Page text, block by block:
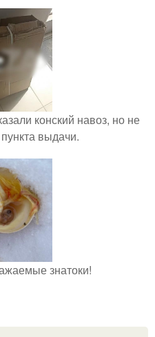
конский навоз, но не
выдачи.
знатоки!